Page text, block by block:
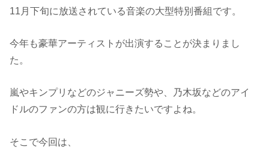
11月下旬に放送されている音楽の大型特別番組です。
今年も豪華アーティストが出演することが決まりまし
た。
嵐やキンプリなどのジャニーズ勢や、乃木坂などのアイ
ドルのファンの方は観に行きたいですよね。
そこで今回は、